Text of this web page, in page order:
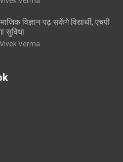
विज्ञान पढ़ सकेंगे विद्यार्थी, एचपी
सुविधा
Vivek Verma